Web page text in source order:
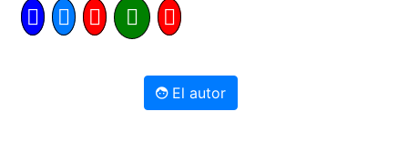
El autor